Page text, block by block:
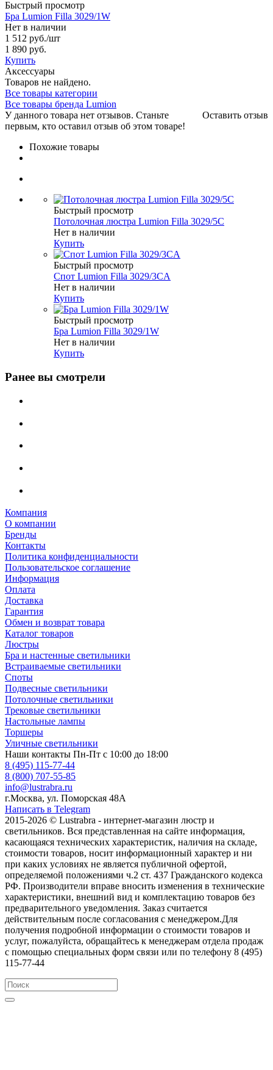
Быстрый просмотр
Бра Lumion Filla 3029/1W
Нет в наличии
1 512 руб./шт
1 890 руб.
Купить
Аксессуары
Товаров не найдено.
Все товары категории
Все товары бренда Lumion
Оставить отзыв
У данного товара нет отзывов. Станьте
первым, кто оставил отзыв об этом товаре!
Похожие товары
Быстрый просмотр
Потолочная люстра Lumion Filla 3029/5C
Нет в наличии
Купить
Быстрый просмотр
Спот Lumion Filla 3029/3CA
Нет в наличии
Купить
Быстрый просмотр
Бра Lumion Filla 3029/1W
Нет в наличии
Купить
Ранее вы смотрели
Компания
О компании
Бренды
Контакты
Политика конфиденциальности
Пользовательское соглашение
Информация
Оплата
Доставка
Гарантия
Обмен и возврат товара
Каталог товаров
Люстры
Бра и настенные светильники
Встраиваемые светильники
Споты
Подвесные светильники
Потолочные светильники
Трековые светильники
Настольные лампы
Торшеры
Уличные светильники
Наши контакты Пн-Пт с 10:00 до 18:00
8 (495) 115-77-44
8 (800) 707-55-85
info@lustrabra.ru
г.Москва, ул. Поморская 48А
Написать в Telegram
2015-2026 © Lustrabra - интернет-магазин люстр и
светильников. Вся представленная на сайте информация,
касающаяся технических характеристик, наличия на складе,
стоимости товаров, носит информационный характер и ни
при каких условиях не является публичной офертой,
определяемой положениями ч.2 ст. 437 Гражданского кодекса
РФ. Производители вправе вносить изменения в технические
характеристики, внешний вид и комплектацию товаров без
предварительного уведомления. Заказ считается
действительным после согласования с менеджером.Для
получения подробной информации о стоимости товаров и
услуг, пожалуйста, обращайтесь к менеджерам отдела продаж
с помощью специальных форм связи или по телефону 8 (495)
115-77-44